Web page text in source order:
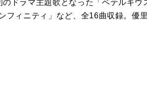
のドラマ主題歌となった「ベテルギ
フィニティ」など、全16曲収録。優